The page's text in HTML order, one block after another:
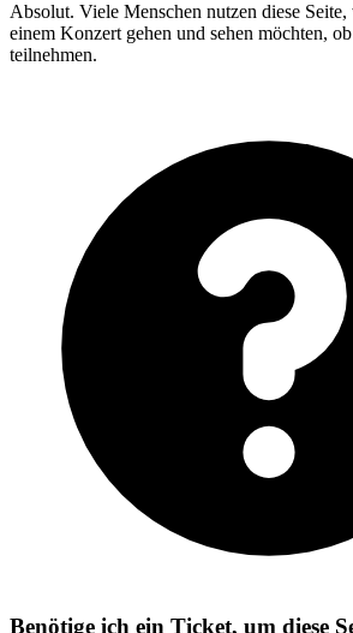
Absolut. Viele Menschen nutzen diese
einem Konzert gehen und sehen möchten,
teilnehmen.
Benötige ich ein Ticket, um diese